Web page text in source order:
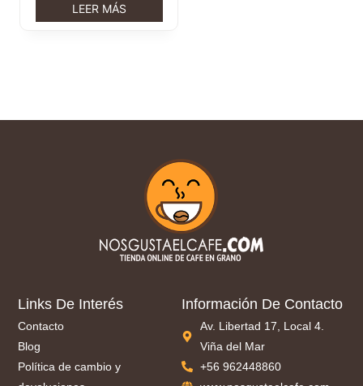
LEER MÁS
Links De Interés
Contacto
Blog
Política de cambio y
Información De Contacto
Av. Libertad 17, Local 4.
Viña del Mar
+56 962448860